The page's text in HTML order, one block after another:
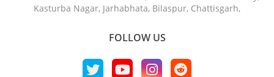
Kasturba Nagar, Jarhabhata, Bilaspur, Chattisgarh,
FOLLOW US